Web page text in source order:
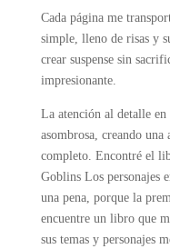
Cada página me
simple, lleno de risas y
crear suspense sin
impresionante.
La atención al detalle
asombrosa, creando
completo. Encontré el
Goblins Los personajes
una pena, porque la
encuentre un libro que
sus temas y personajes